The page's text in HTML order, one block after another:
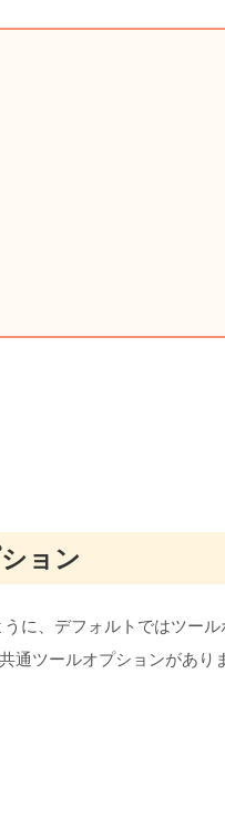
ョン
に、デフォルトではツー
通ツールオプションがあり